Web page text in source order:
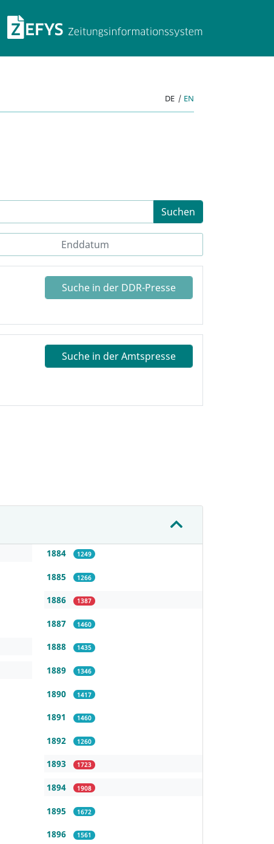
ZEFYS
DE | EN
Suchen
Suche in der DDR-Presse
Suche in der Amtspresse
1884 1249
1885 1266
1886 1387
1887 1460
1888 1435
1889 1346
1890 1417
1891 1460
1892 1260
1893 1723
1894 1908
1895 1672
1896 1561